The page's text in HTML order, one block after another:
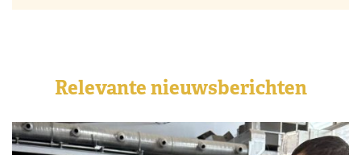
Relevante nieuwsberichten